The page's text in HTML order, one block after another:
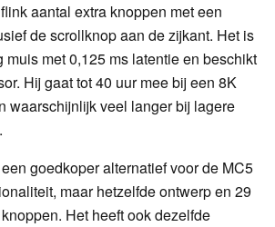
aantal extra knoppen met een
de scrollknop aan de zijkant. Het is
met 0,125 ms latentie en beschikt
Hij gaat tot 40 uur mee bij een 8K
waarschijnlijk veel langer bij lagere
goedkoper alternatief voor de MC5
maar hetzelfde ontwerp en 29
Het heeft ook dezelfde